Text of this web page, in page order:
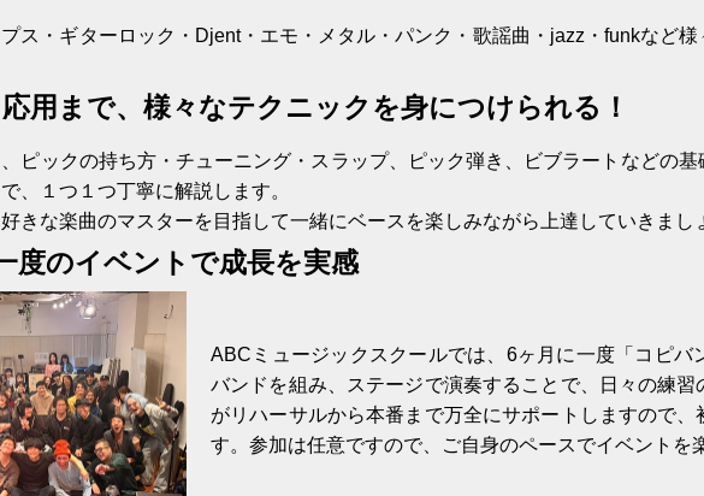
ス・ギターロック・Djent・エモ・メタル・パンク・歌謡曲・jazz・funkなど
用まで、様々なテクニックを身につけられる！
ピックの持ち方・チューニング・スラップ、ピック弾き、ビブラートなどの
、１つ１つ丁寧に解説します。
きな楽曲のマスターを目指して一緒にベースを楽しみながら上達していきまし
度のイベントで成長を実感
ABCミュージックスクールでは、6ヶ月に一度「コピ
バンドを組み、ステージで演奏することで、日々の練
がリハーサルから本番まで万全にサポートしますので
す。参加は任意ですので、ご自身のペースでイベントを